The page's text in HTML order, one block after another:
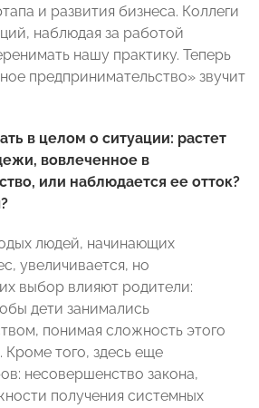
и развития бизнеса. Коллеги
наблюдая за работой
нашу практику. Теперь
предпринимательство» звучит
в целом о ситуации: растет
вовлеченное в
или наблюдается ее отток?
людей, начинающих
увеличивается, но
выбор влияют родители:
дети занимались
понимая сложность этого
Кроме того, здесь еще
несовершенство закона,
получения системных